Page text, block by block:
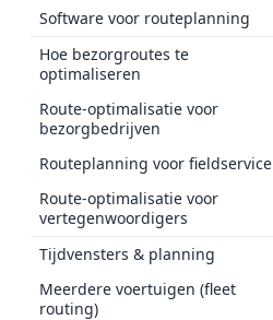
Software voor routeplanning
Hoe bezorgroutes te
optimaliseren
Route-optimalisatie voor
bezorgbedrijven
Routeplanning voor fieldservice
Route-optimalisatie voor
vertegenwoordigers
Tijdvensters & planning
Meerdere voertuigen (fleet
routing)